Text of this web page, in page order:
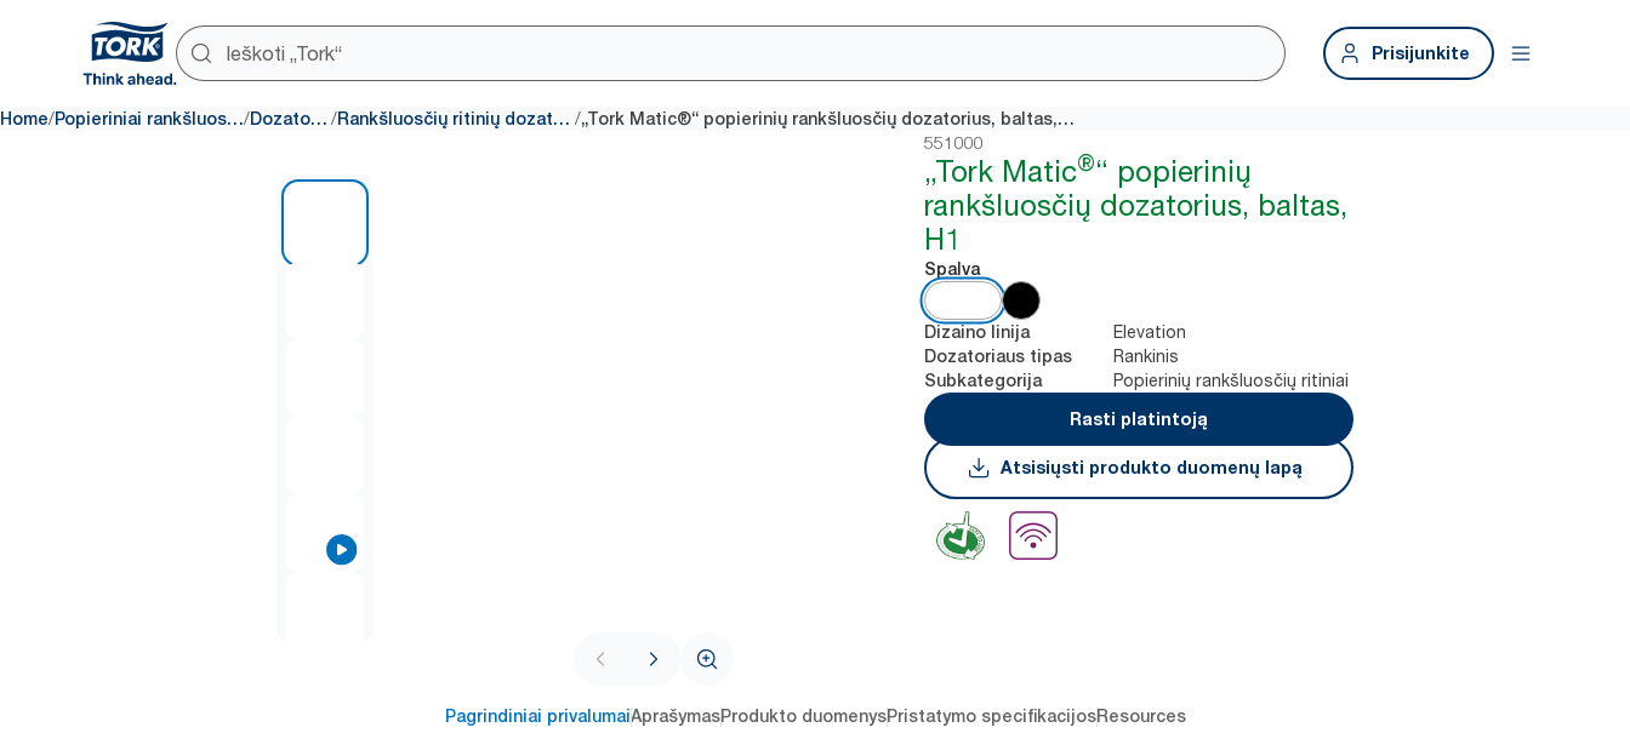
Prisijunkite
Home/ Popieriniai rankšluosčiai/ Dozatoriai / Rankšluosčių ritinių dozatoriai / „Tork Matic®“ popierinių rankšluosčių dozatorius, baltas, H1
551000
„Tork Matic®“ popierinių
rankšluosčių dozatorius, baltas,
H1
Spalva
Dizaino linija Elevation
Dozatoriaus tipas Rankinis
Subkategorija
Popierinių rankšluosčių ritiniai
Rasti platintoją
Atsisiųsti produkto duomenų lapą
Pagrindiniai privalumaiAprašymasProdukto duomenysPristatymo specifikacijosResources